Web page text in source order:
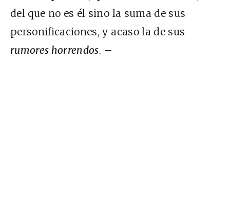
del que no es él sino la suma de sus
personificaciones, y acaso la de sus
rumores horrendos. –